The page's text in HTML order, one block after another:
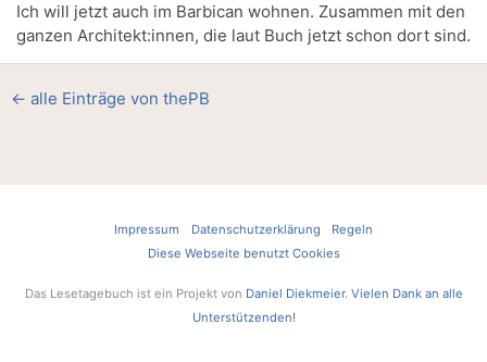
Ich will jetzt auch im Barbican wohnen. Zusammen mit den
ganzen Architekt:innen, die laut Buch jetzt schon dort sind.
← alle Einträge von thePB
Impressum Datenschutzerklärung
Regeln
Diese Webseite benutzt Cookies
Das Lesetagebuch ist ein Projekt von Daniel Diekmeier. Vielen Dank an alle
Unterstützenden!